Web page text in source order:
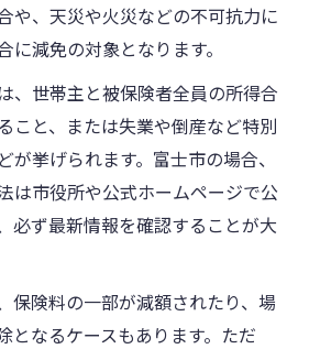
や、天災や火災などの不可抗力に
に減免の対象となります。
、世帯主と被保険者全員の所得合
こと、または失業や倒産など特別
が挙げられます。富士市の場合、
は市役所や公式ホームページで公
必ず最新情報を確認することが大
保険料の一部が減額されたり、場
となるケースもあります。ただ